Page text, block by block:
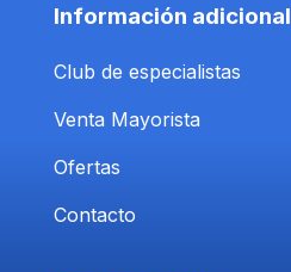
Información adicional
Club de especialistas
Venta Mayorista
Ofertas
Contacto